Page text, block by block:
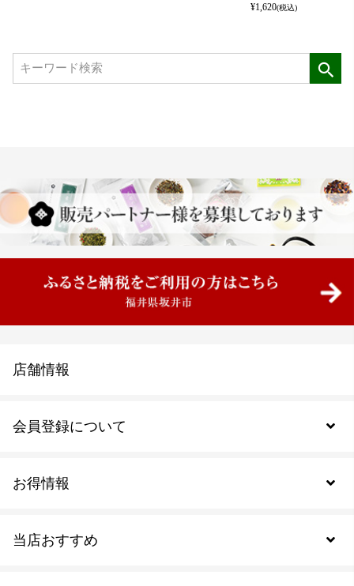
¥1,620(税込)
当店おすすめ
お得情報
会員登録について
会員規約について
店舗情報